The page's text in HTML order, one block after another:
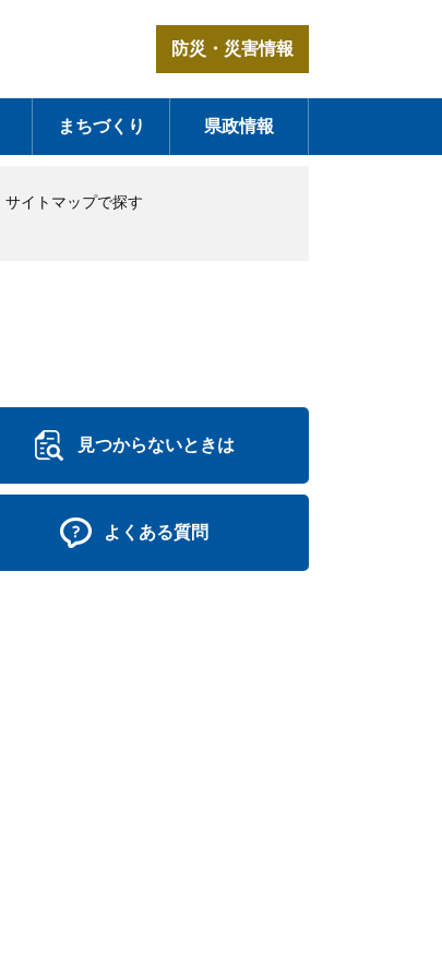
防災・災害情報
まちづくり 県政情報
サイトマップで探す
見つからないときは
よくある質問